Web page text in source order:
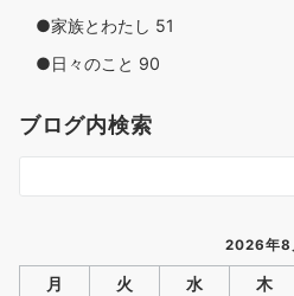
●家族とわたし 51
●日々のこと 90
ブログ内検索
2026年8
月 火 水 木